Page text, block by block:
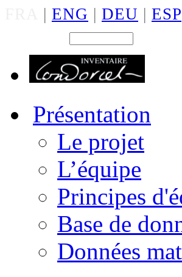
| ENG | DEU | ESP
Présentation
Le projet
L’équipe
Principes
Base de
Données